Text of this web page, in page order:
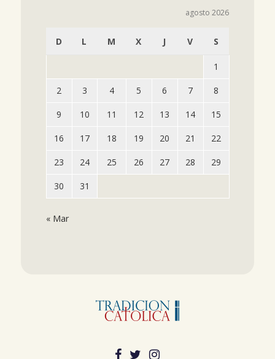
agosto 2026
D L M X J V S
1
2 3 4 5 6 7 8
9 10 11 12 13 14 15
16 17 18 19 20 21 22
23 24 25 26 27 28 29
30 31
« Mar